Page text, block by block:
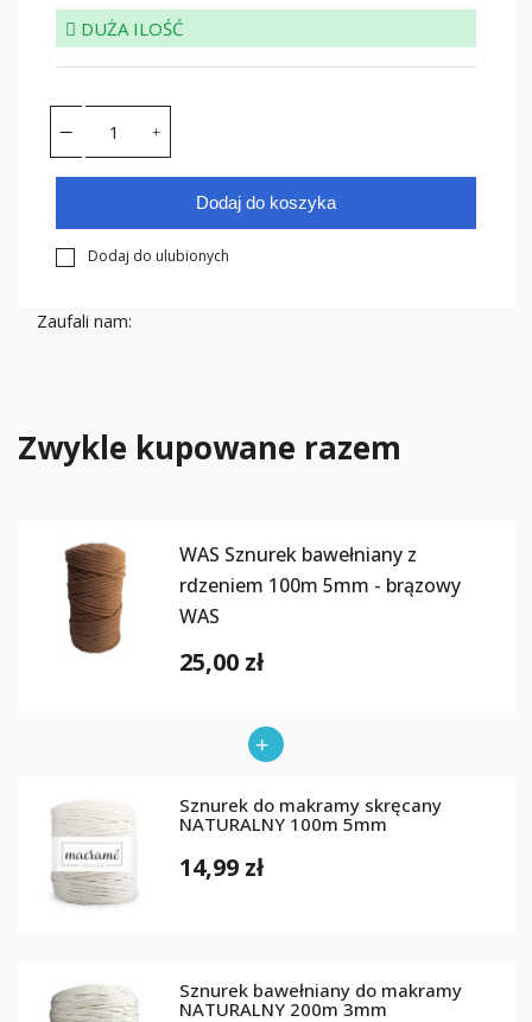
DUŻA ILOŚĆ
Dodaj do koszyka
Dodaj do ulubionych
Zaufali nam:
Zwykle kupowane razem
WAS Sznurek bawełniany z
rdzeniem 100m 5mm - brązowy
WAS
25,00 zł
Sznurek do makramy skręcany
NATURALNY 100m 5mm
14,99 zł
Sznurek bawełniany do makramy
NATURALNY 200m 3mm